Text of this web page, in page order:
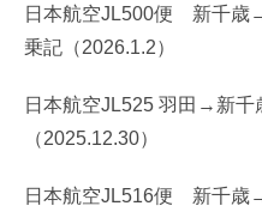
日本航空JL500便 新千
乗記（2026.1.2）
日本航空JL525 羽田→新
（2025.12.30）
日本航空JL516便 新千歳